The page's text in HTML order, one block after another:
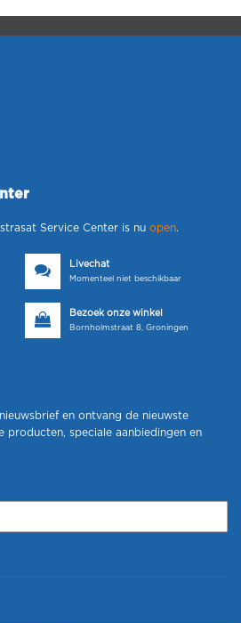
Service Center is nu open.
Livechat
Momenteel niet beschikbaar
Bezoek onze winkel
Bornholmstraat 8, Groningen
en ontvang de nieuwste
producten, speciale aanbiedingen en